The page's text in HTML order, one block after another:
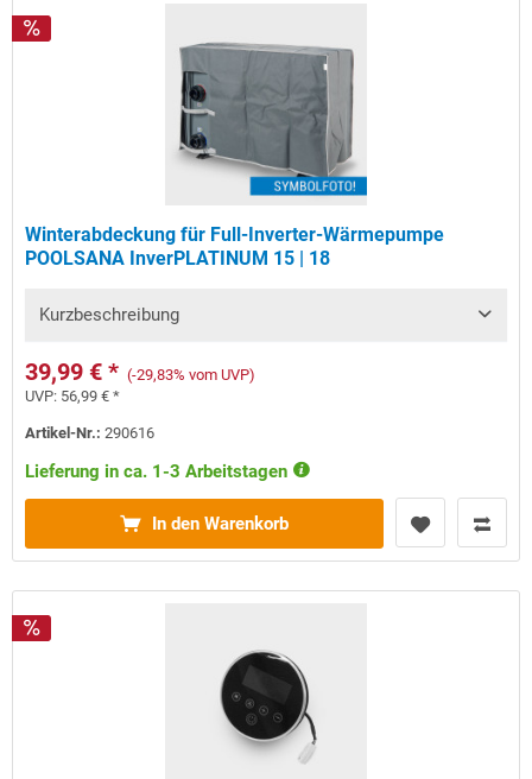
Winterabdeckung für Full-Inverter-Wärmepumpe
POOLSANA InverPLATINUM 15 | 18
Kurzbeschreibung
39,99 € * (-29,83% vom UVP)
UVP: 56,99 € *
Artikel-Nr.:290616
Lieferung in ca. 1-3 Arbeitstagen
In den Warenkorb